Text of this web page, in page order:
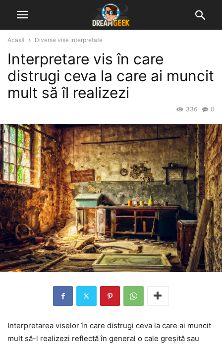
Acasă Diverse vise interpretate
Interpretare vis în care
distrugi ceva la care ai muncit
mult să îl realizezi
0
336
Interpretarea viselor în care distrugi ceva la care ai muncit
mult să-l realizezi reflectă în general o cale greșită sau